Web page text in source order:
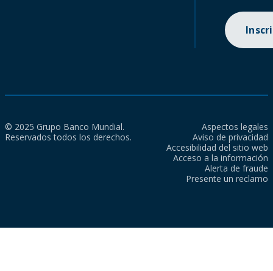
© 2025 Grupo Banco Mundial.
Reservados todos los derechos.
Aspectos legales
Aviso de privacidad
Accesibilidad del sitio web
Acceso a la información
Alerta de fraude
Presente un reclamo